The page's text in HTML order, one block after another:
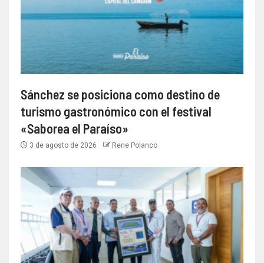
Sánchez se posiciona como destino de
turismo gastronómico con el festival
«Saborea el Paraíso»
3 de agosto de 2026 Rene Polanco